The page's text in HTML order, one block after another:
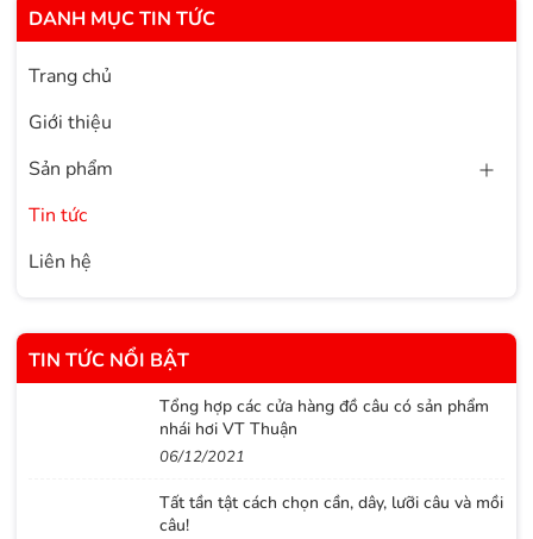
DANH MỤC TIN TỨC
Trang chủ
Giới thiệu
Sản phẩm
Tin tức
Liên hệ
TIN TỨC NỔI BẬT
Tổng hợp các cửa hàng đồ câu có sản phẩm
nhái hơi VT Thuận
06/12/2021
Tất tần tật cách chọn cần, dây, lưỡi câu và mồi
câu!